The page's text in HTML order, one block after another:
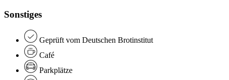
Sonstiges
Geprüft vom Deutschen Brotinstitut
Café
Parkplätze